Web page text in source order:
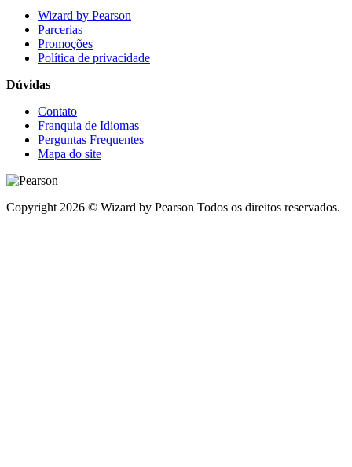
Wizard by Pearson
Parcerias
Promoções
Política de privacidade
Dúvidas
Contato
Franquia de Idiomas
Perguntas Frequentes
Mapa do site
Copyright 2026 © Wizard by Pearson Todos os direitos reservados.